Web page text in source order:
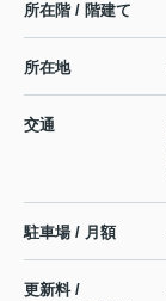
所在階 / 階建て
所在地
交通
駐車場 / 月額
更新料 /